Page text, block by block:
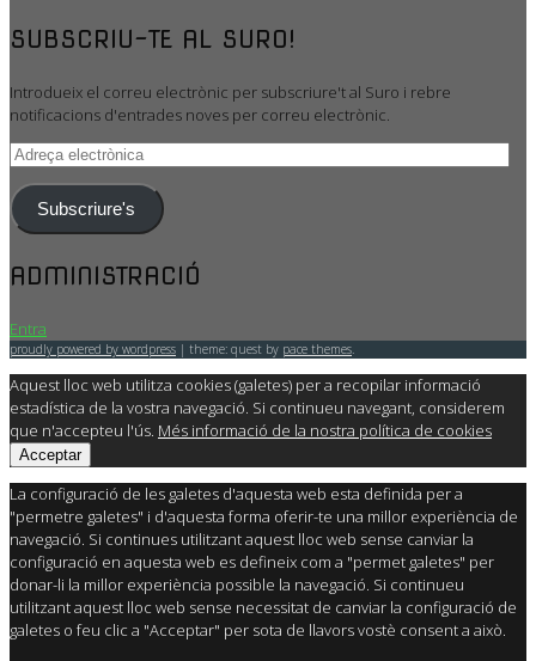
SUBSCRIU-TE AL SURO!
Introdueix el correu electrònic per subscriure't al Suro i rebre
notificacions d'entrades noves per correu electrònic.
Adreça
Subscriure's
ADMINISTRACIÓ
Entra
proudly powered by wordpress | theme: quest by pace themes.
Aquest lloc web utilitza cookies (galetes) per a recopilar informació
estadística de la vostra navegació. Si continueu navegant, considerem
que n'accepteu l'ús. Més informació de la nostra política de cookies
Acceptar
La configuració de les galetes d'aquesta web esta definida per a
"permetre galetes" i d'aquesta forma oferir-te una millor experiència de
navegació. Si continues utilitzant aquest lloc web sense canviar la
configuració en aquesta web es defineix com a "permet galetes" per
donar-li la millor experiència possible la navegació. Si continueu
utilitzant aquest lloc web sense necessitat de canviar la configuració de
galetes o feu clic a "Acceptar" per sota de llavors vostè consent a això.